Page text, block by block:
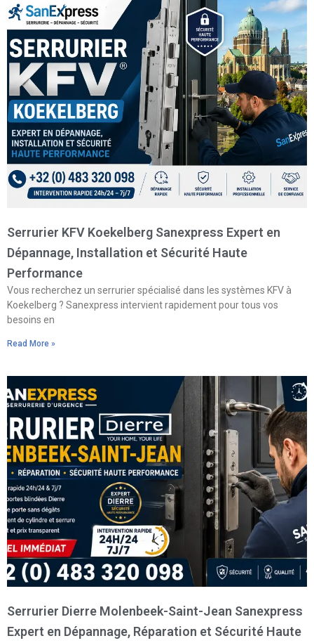
Serrurier KFV Koekelberg Sanexpress Expert en
Dépannage, Installation et Sécurité Haute
Performance
Vous recherchez un serrurier spécialisé dans les systèmes KFV à
Koekelberg ? Sanexpress intervient rapidement pour tous vos
besoins en
Read More »
Serrurier Dierre Molenbeek-Saint-Jean Sanexpress
Expert en Dépannage, Réparation et Sécurité Haute